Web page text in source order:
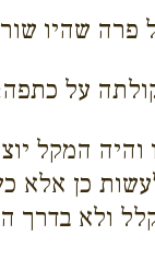
שהיו
על
המקל
כן אלא
ולא